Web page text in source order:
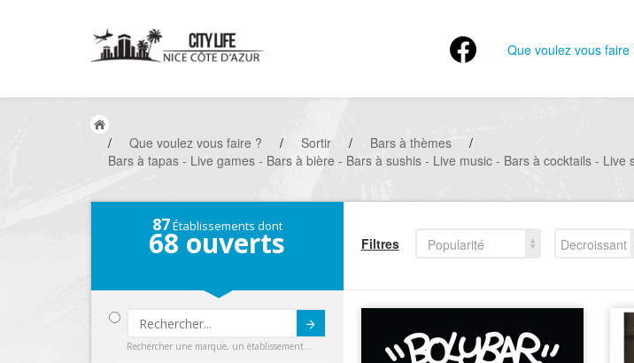
Que voulez vous faire
/ Que voulez vous faire ? / Sortir / Bars à thèmes
/
Bars à tapas - Live games - Bars à bière - Bars à sushis - Live music - Bars à cocktails -
87Établissements dont
68 ouverts
Rechercher une marque, un établissement...
Filtres Popularité
Decroissant